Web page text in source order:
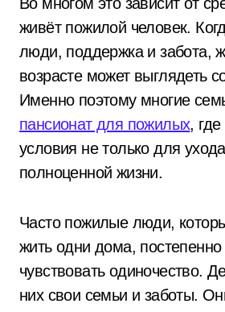
живёт пожилой человек.
люди, поддержка и забота,
возрасте может выглядеть
Именно поэтому многие
пансионат для пожилых,
условия не только для
полноценной жизни.
Часто пожилые люди,
жить одни дома,
чувствовать одиночество.
них свои семьи и заботы.